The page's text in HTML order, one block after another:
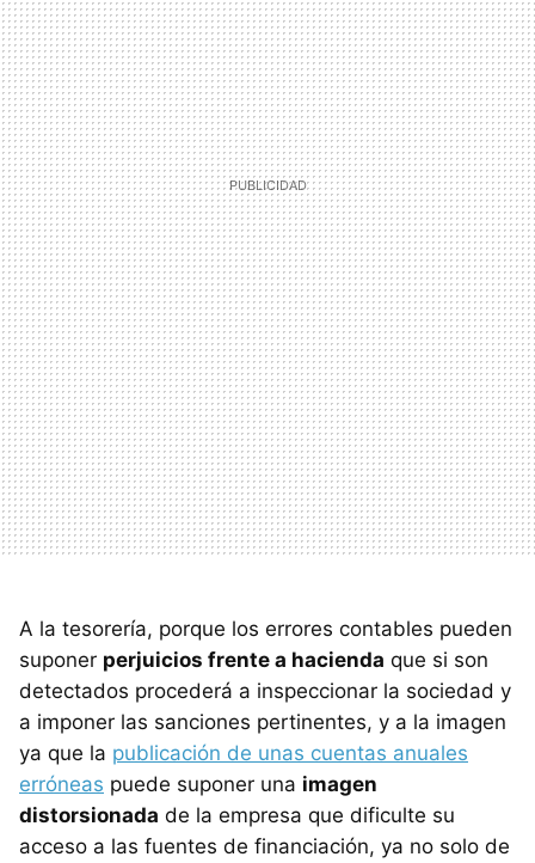
A la tesorería, porque los errores contables pueden
suponer perjuicios frente a hacienda que si son
detectados procederá a inspeccionar la sociedad y
a imponer las sanciones pertinentes, y a la imagen
ya que la publicación de unas cuentas anuales
erróneas puede suponer una imagen
distorsionada de la empresa que dificulte su
acceso a las fuentes de financiación, ya no solo de